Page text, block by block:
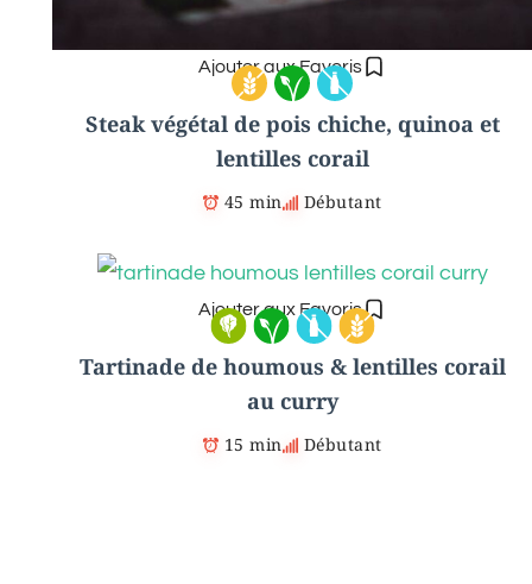
Ajouter aux Favoris
Steak végétal de pois chiche, quinoa et
lentilles corail
45 min Débutant
Ajouter aux Favoris
Tartinade de houmous & lentilles corail
au curry
15 min Débutant